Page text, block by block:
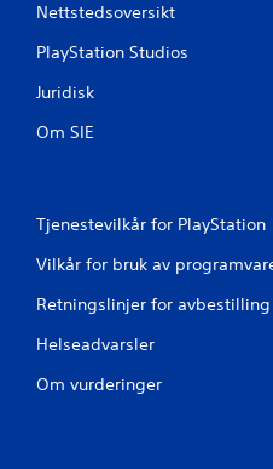
Nettstedsoversikt
PlayStation Studios
Juridisk
Om SIE
Tjenestevilkår for PlayStation
Vilkår for bruk av
Retningslinjer for avbestilling
Helseadvarsler
Om vurderinger